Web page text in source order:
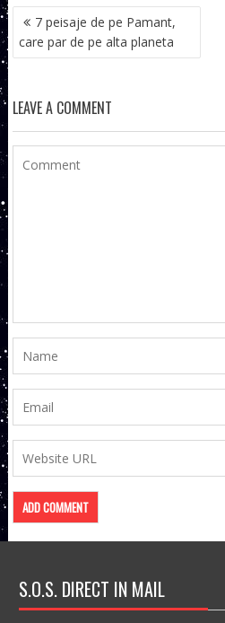
NAVIGARE
ÎN
ARTICOLE
7 peisaje de pe Pamant,
care par de pe alta planeta
LEAVE A COMMENT
S.O.S. DIRECT IN MAIL